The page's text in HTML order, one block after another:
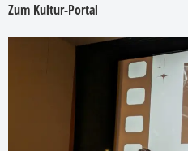
Zum Kultur-Portal